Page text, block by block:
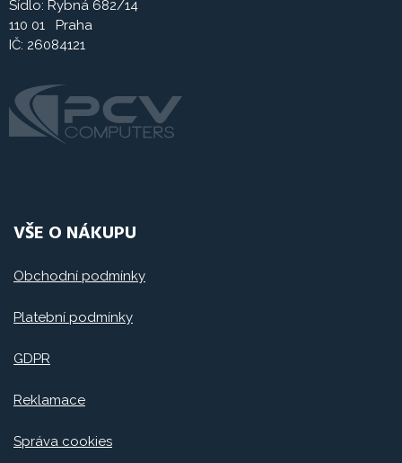
Sídlo: Rybná 682/14
110 01 Praha
IČ: 26084121
VŠE O NÁKUPU
Obchodní podmínky
Platební podmínky
GDPR
Reklamace
Správa cookies